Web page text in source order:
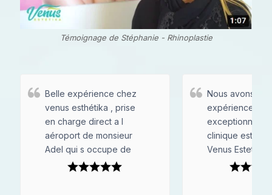
Témoignage de Stéphanie - Rhinoplastie
Belle expérience chez
venus esthétika , prise
en charge direct a l
aéroport de monsieur
Adel qui s occupe de
vous de A a Z . Clinique
Nous avons eu
expérience
exceptionnelle
clinique
Venus Estetika
Tunisie. Mon